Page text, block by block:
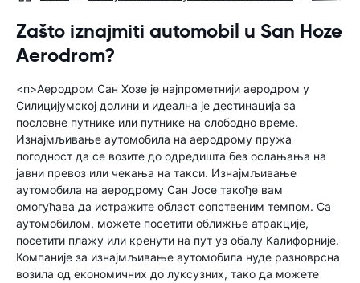
Zašto iznajmiti automobil u San Hoze
Aerodrom?
<п>Аеродром Сан Хозе је најпрометнији аеродром у
Силицијумској долини и идеална је дестинација за
пословне путнике или путнике на слободно време.
Изнајмљивање аутомобила на аеродрому пружа
погодност да се возите до одредишта без ослањања на
јавни превоз или чекања на такси. Изнајмљивање
аутомобила на аеродрому Сан Јосе такође вам
омогућава да истражите област сопственим темпом. Са
аутомобилом, можете посетити оближње атракције,
посетити плажу или кренути на пут уз обалу Калифорније.
Компаније за изнајмљивање аутомобила нуде разноврсна
возила од економичних до луксузних, тако да можете